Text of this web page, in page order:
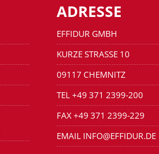
ADRESSE
EFFIDUR GMBH
KURZE STRASSE 10
09117 CHEMNITZ
TEL +49 371 2399-200
FAX +49 371 2399-229
EMAIL INFO@EFFIDUR.DE